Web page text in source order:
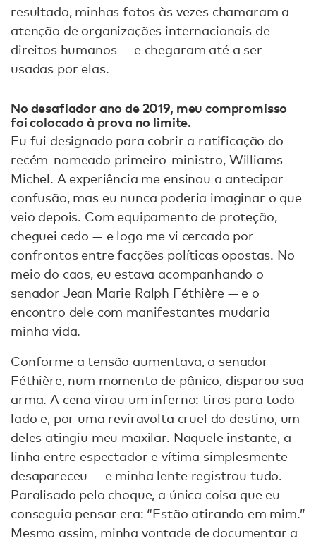
resultado, minhas fotos às vezes chamaram a
atenção de organizações internacionais de
direitos humanos — e chegaram até a ser
usadas por elas.
No desafiador ano de 2019, meu compromisso
foi colocado à prova no limite.
Eu fui designado para cobrir a ratificação do
recém-nomeado primeiro-ministro, Williams
Michel. A experiência me ensinou a antecipar
confusão, mas eu nunca poderia imaginar o que
veio depois. Com equipamento de proteção,
cheguei cedo — e logo me vi cercado por
confrontos entre facções políticas opostas. No
meio do caos, eu estava acompanhando o
senador Jean Marie Ralph Féthière — e o
encontro dele com manifestantes mudaria
minha vida.
Conforme a tensão aumentava, o senador
Féthière, num momento de pânico, disparou sua
arma. A cena virou um inferno: tiros para todo
lado e, por uma reviravolta cruel do destino, um
deles atingiu meu maxilar. Naquele instante, a
linha entre espectador e vítima simplesmente
desapareceu — e minha lente registrou tudo.
Paralisado pelo choque, a única coisa que eu
conseguia pensar era: “Estão atirando em mim.”
Mesmo assim, minha vontade de documentar a